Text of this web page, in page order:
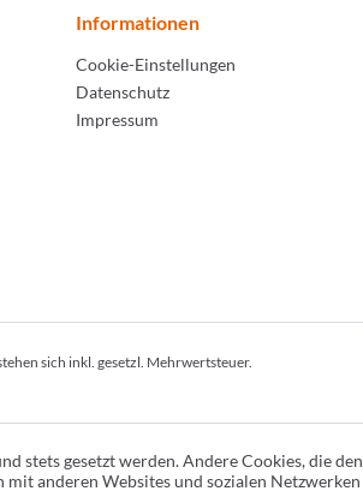
Informationen
Cookie-Einstellungen
Datenschutz
Impressum
sich inkl. gesetzl. Mehrwertsteuer.
stets gesetzt werden. Andere Cookies, die den
anderen Websites und sozialen Netzwerken